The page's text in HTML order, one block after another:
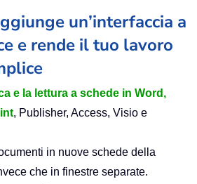
un’interfaccia a
e rende il tuo lavoro
e la lettura a schede in Word,
, Publisher, Access, Visio e
in nuove schede della
che in finestre separate.